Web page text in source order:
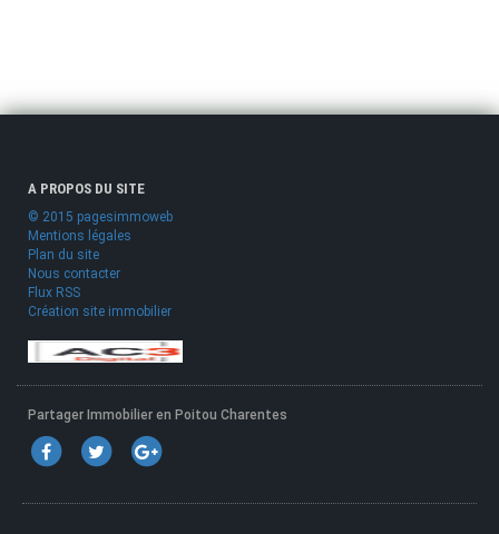
A PROPOS DU SITE
© 2015 pagesimmoweb
Mentions légales
Plan du site
Nous contacter
Flux RSS
Création site immobilier
Partager Immobilier en Poitou Charentes